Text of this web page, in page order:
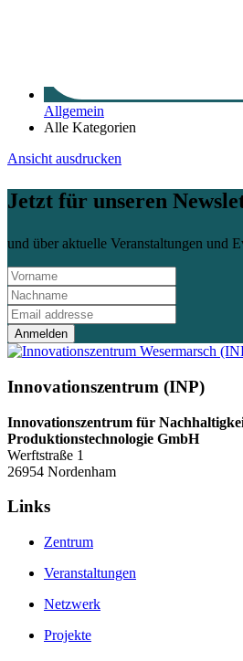
Allgemein
Alle Kategorien
Ansicht ausdrucken
Jetzt für unseren
und über aktuelle Veranstaltungen und
Anmelden
Innovationszentrum (INP)
Innovationszentrum für
Produktionstechnologie GmbH
Werftstraße 1
26954 Nordenham
Links
Zentrum
Veranstaltungen
Netzwerk
Projekte